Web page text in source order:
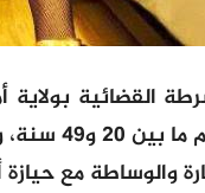
بينهم 8
والوساطة مع